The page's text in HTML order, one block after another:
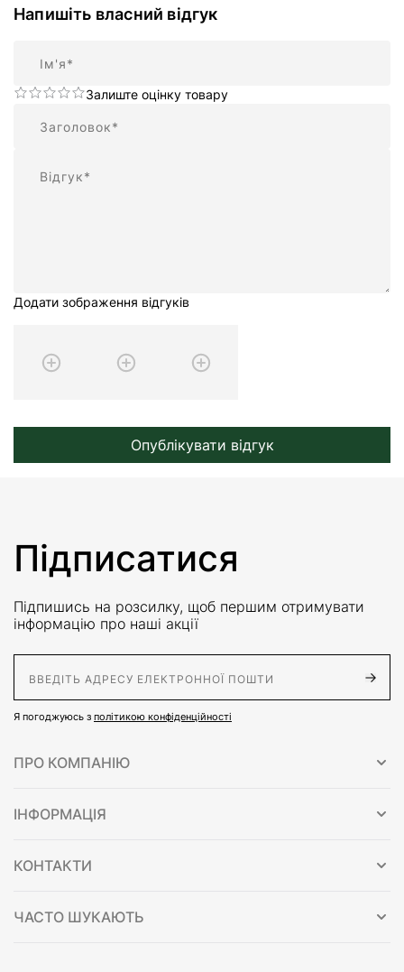
Напишіть власний відгук
Залиште оцінку товару
Додати зображення відгуків
Опублікувати відгук
Підписатися
Підпишись на розсилку, щоб першим отримувати
інформацію про наші акції
Я погоджуюсь з політикою конфіденційності
ПРО КОМПАНІЮ
ІНФОРМАЦІЯ
КОНТАКТИ
ЧАСТО ШУКАЮТЬ